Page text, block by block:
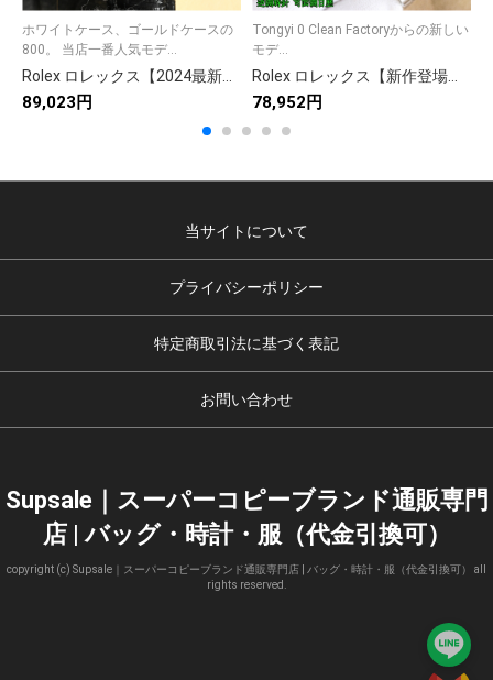
ホワイトケース、ゴールドケースの
800。 当店一番人気モデ...
89,023円
Tongyi 0 Clean Factoryからの新しい
モデ...
78,952円
当サイトについて
プライバシーポリシー
特定商取引法に基づく表記
お問い合わせ
Supsale｜スーパーコピーブランド通販専門
店 | バッグ・時計・服（代金引換可）
copyright (c) Supsale｜スーパーコピーブランド通販専門店 | バッグ・時計・服（代金引換可） all
rights reserved.